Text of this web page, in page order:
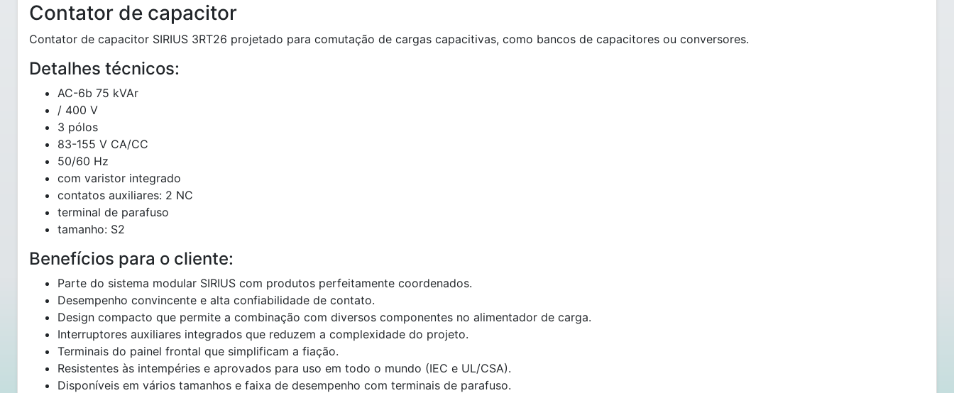
Contator de capacitor
Contator de capacitor SIRIUS 3RT26 projetado para comutação de cargas capacitivas, como bancos de capacitores ou conversores.
Detalhes técnicos:
AC-6b 75 kVAr
/ 400 V
3 pólos
83-155 V CA/CC
50/60 Hz
com varistor integrado
contatos auxiliares: 2 NC
terminal de parafuso
tamanho: S2
Benefícios para o cliente:
Parte do sistema modular SIRIUS com produtos perfeitamente coordenados.
Desempenho convincente e alta confiabilidade de contato.
Design compacto que permite a combinação com diversos componentes no alimentador de carga.
Interruptores auxiliares integrados que reduzem a complexidade do projeto.
Terminais do painel frontal que simplificam a fiação.
Resistentes às intempéries e aprovados para uso em todo o mundo (IEC e UL/CSA).
Disponíveis em vários tamanhos e faixa de desempenho com terminais de parafuso.